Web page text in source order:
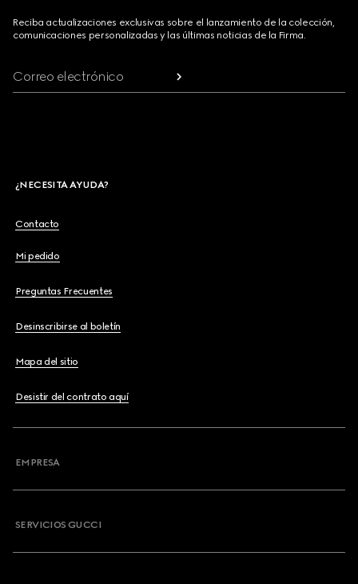
Reciba actualizaciones exclusivas sobre el lanzamiento de la colección,
comunicaciones personalizadas y las últimas noticias de la Firma.
Correo electrónico
¿NECESITA AYUDA?
Contacto
Mi pedido
Preguntas Frecuentes
Desinscribirse al boletín
Mapa del sitio
Desistir del contrato aquí
EMPRESA
SERVICIOS GUCCI